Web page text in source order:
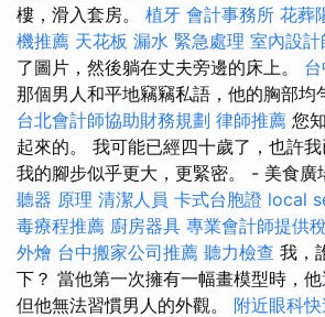
樓，滑入套房。 植牙 會計事務所 花葬
機推薦 天花板 漏水 緊急處理 室內設計
了圖片，然後躺在丈夫旁邊的床上。
那個男人和平地竊竊私語，他的胸部均
台北會計師協助財務規劃 律師推薦 您
起來的。 我可能已經四十歲了，也許
我的腳步似乎更大，更緊密。 - 美食廣
聽器 原理 清潔人員 卡式台胞證 local
毒療程推薦 廚房器具 專業會計師提供
外燴 台中搬家公司推薦 聽力檢查 我，
下？ 當他第一次擁有一幅畫模型時，他
但他無法習慣男人的外觀。 附近眼科